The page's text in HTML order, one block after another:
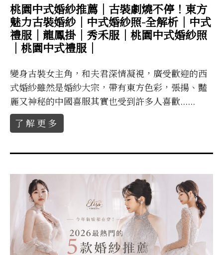
桃園中式婚紗推薦｜古裝劇燒不停！東方
魅力古裝婚紗｜中式婚紗照-全解析｜中式
禮服｜龍鳳掛｜秀禾服｜桃園中式婚紗照
｜桃園中式禮服｜
變身古裝女主角，和夫君深情凝視，廣受歡迎的西
式婚紗雖然是婚紗大宗，帶有東方色彩，張揚、豔
麗又神秘的中國喜服其實也受到許多人喜歡......
了解更多